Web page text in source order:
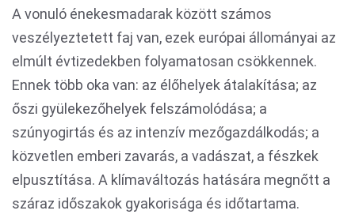
A vonuló énekesmadarak között számos
veszélyeztetett faj van, ezek európai állományai az
elmúlt évtizedekben folyamatosan csökkennek.
Ennek több oka van: az élőhelyek átalakítása; az
őszi gyülekezőhelyek felszámolódása; a
szúnyogirtás és az intenzív mezőgazdálkodás; a
közvetlen emberi zavarás, a vadászat, a fészkek
elpusztítása. A klímaváltozás hatására megnőtt a
száraz időszakok gyakorisága és időtartama.